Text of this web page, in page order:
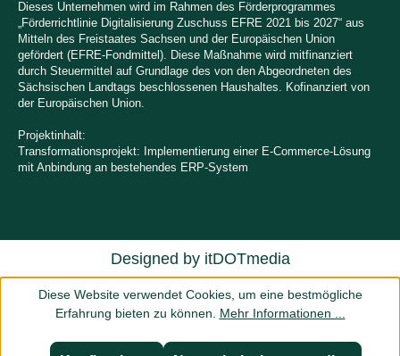
Dieses Unternehmen wird im Rahmen des Förderprogrammes
„Förderrichtlinie Digitalisierung Zuschuss EFRE 2021 bis 2027“ aus
Mitteln des Freistaates Sachsen und der Europäischen Union
gefördert (EFRE-Fondmittel). Diese Maßnahme wird mitfinanziert
durch Steuermittel auf Grundlage des von den Abgeordneten des
Sächsischen Landtags beschlossenen Haushaltes. Kofinanziert von
der Europäischen Union.
Projektinhalt:
Transformationsprojekt: Implementierung einer E-Commerce-Lösung
mit Anbindung an bestehendes ERP-System
Designed by itDOTmedia
Diese Website verwendet Cookies, um eine bestmögliche
Erfahrung bieten zu können. Mehr Informationen ...